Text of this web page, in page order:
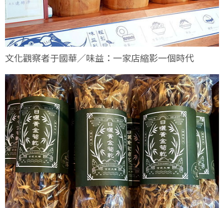
文化觀察者于國華／味益：一家店縮影一個時代